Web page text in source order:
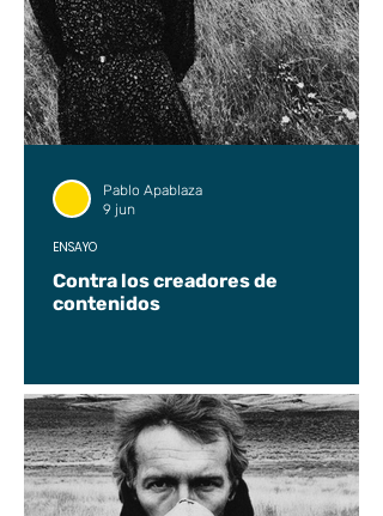
Contra los creadores de
contenidos
ENSAYO
Pablo Apablaza
9 jun